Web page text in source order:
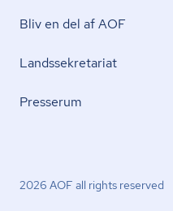
Bliv en del af AOF
Lands­se­kre­ta­ri­at
Presserum
2026 AOF all rights reserved